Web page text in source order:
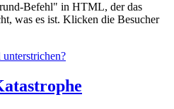
Befehl" in HTML, der das
was es ist. Klicken die Besucher